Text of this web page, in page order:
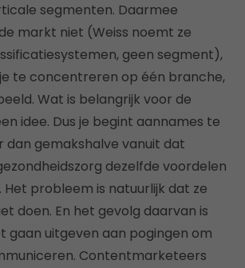
segmenten. Daarmee
markt niet (Weiss noemt ze
geen segment),
te concentreren op één branche,
Wat is belangrijk voor de
idee. Dus je begint aannames te
dan gemakshalve vanuit dat
dezelfde voordelen
Het probleem is natuurlijk dat ze
doen. En het gevolg daarvan is
gaan uitgeven aan pogingen om
Contentmarketeers